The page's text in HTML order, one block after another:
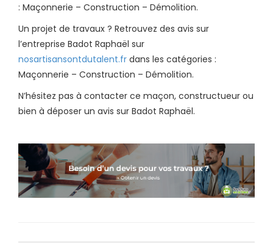
: Maçonnerie – Construction – Démolition.
Un projet de travaux ? Retrouvez des avis sur
l’entreprise Badot Raphaël sur
nosartisansontdutalent.fr dans les catégories :
Maçonnerie – Construction – Démolition.
N’hésitez pas à contacter ce maçon, constructueur ou
bien à déposer un avis sur Badot Raphaël.